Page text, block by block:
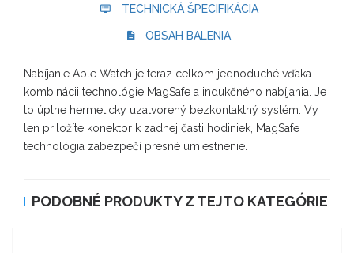
TECHNICKÁ ŠPECIFIKÁCIA
OBSAH BALENIA
Nabíjanie Aple Watch je teraz celkom jednoduché vďaka
kombinácii technológie MagSafe a indukčného nabíjania. Je
to úplne hermeticky uzatvorený bezkontaktný systém. Vy
len priložíte konektor k zadnej časti hodiniek, MagSafe
technológia zabezpečí presné umiestnenie.
PODOBNÉ PRODUKTY Z TEJTO KATEGÓRIE